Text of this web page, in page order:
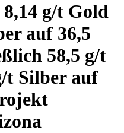
g/t Gold
auf 36,5
58,5 g/t
t Silber auf